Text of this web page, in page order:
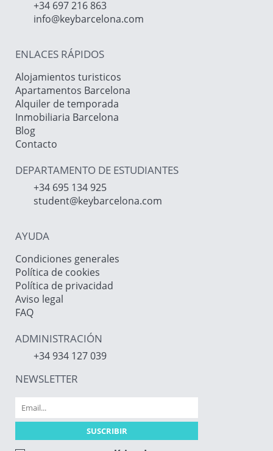
+34 697 216 863
info@keybarcelona.com
ENLACES RÁPIDOS
Alojamientos turisticos
Apartamentos Barcelona
Alquiler de temporada
Inmobiliaria Barcelona
Blog
Contacto
DEPARTAMENTO DE ESTUDIANTES
+34 695 134 925
student@keybarcelona.com
AYUDA
Condiciones generales
Política de cookies
Política de privacidad
Aviso legal
FAQ
ADMINISTRACIÓN
+34 934 127 039
NEWSLETTER